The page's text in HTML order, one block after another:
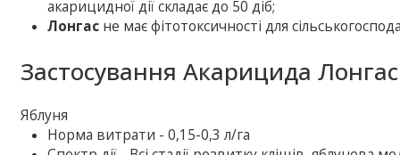
акарицидної дії складає до 50 діб;
Лонгас не має фітотоксичності для
Застосування Акарицида
Яблуня
Норма витрати - 0,15-0,3 л/га